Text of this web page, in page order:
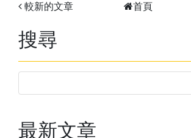
較新的文章 首頁
搜尋
最新文章